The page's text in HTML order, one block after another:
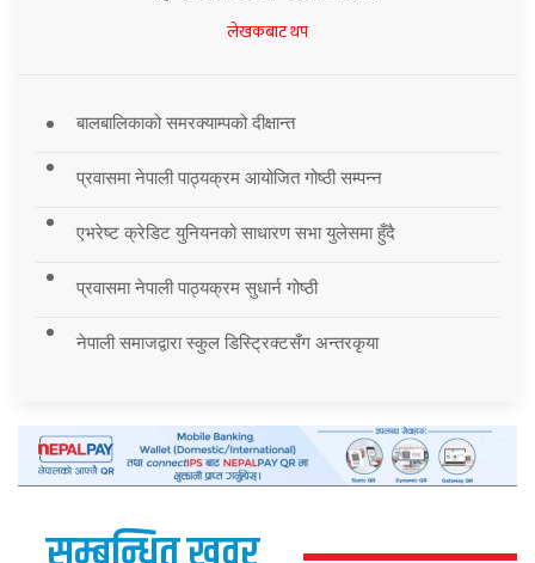
लेखकबाट थप
बालबालिकाको समरक्याम्पको दीक्षान्त
प्रवासमा नेपाली पाठ्यक्रम आयोजित गोष्ठी सम्पन्न
एभरेष्ट क्रेडिट युनियनको साधारण सभा युलेसमा हुँदै
प्रवासमा नेपाली पाठ्यक्रम सुधार्न गोष्ठी
नेपाली समाजद्वारा स्कुल डिस्ट्रिक्टसँग अन्तरकृया